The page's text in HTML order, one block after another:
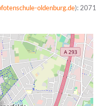
oldenburg.de): 2071